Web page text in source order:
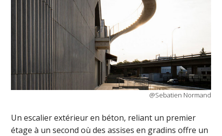
@Sebatien Normand
Un escalier extérieur en béton, reliant un premier
étage à un second où des assises en gradins offre un